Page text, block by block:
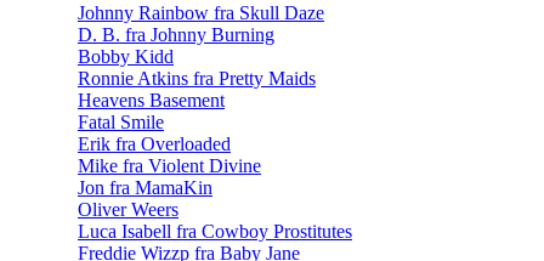
Johnny Rainbow fra Skull Daze
D. B. fra Johnny Burning
Bobby Kidd
Ronnie Atkins fra Pretty Maids
Heavens Basement
Fatal Smile
Erik fra Overloaded
Mike fra Violent Divine
Jon fra MamaKin
Oliver Weers
Luca Isabell fra Cowboy Prostitutes
Freddie Wizzp fra Baby Jane